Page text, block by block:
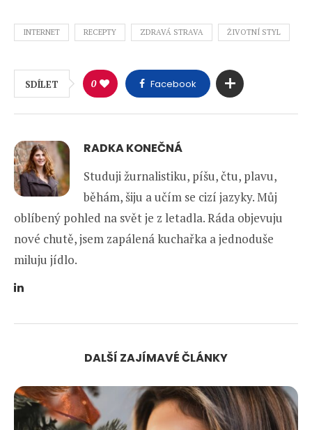
INTERNET RECEPTY ZDRAVÁ STRAVA ŽIVOTNÍ STYL
SDÍLET 0 Facebook
RADKA KONEČNÁ
Studuji žurnalistiku, píšu, čtu, plavu,
běhám, šiju a učím se cizí jazyky. Můj
oblíbený pohled na svět je z letadla. Ráda objevuju
nové chutě, jsem zapálená kuchařka a jednoduše
miluju jídlo.
DALŠÍ ZAJÍMAVÉ ČLÁNKY